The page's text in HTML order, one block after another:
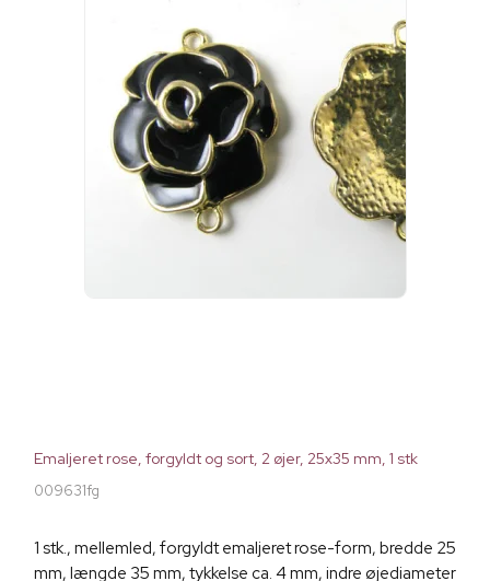
Emaljeret rose, forgyldt og sort, 2 øjer, 25x35 mm, 1 stk
009631fg
1 stk., mellemled, forgyldt emaljeret rose-form, bredde 25
mm, længde 35 mm, tykkelse ca. 4 mm, indre øjediameter